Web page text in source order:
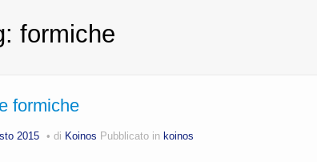
formiche
formiche
2015 di Koinos Pubblicato in koinos